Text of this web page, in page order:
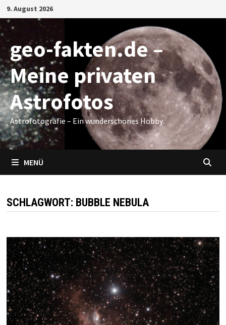
Zum
Inhalt
springen
9. August 2026
geo-fakten.de –
Meine privaten
Astrofotos
Astrofotografie – Ein wunderschönes Hobby
MENÜ
SCHLAGWORT: BUBBLE NEBULA